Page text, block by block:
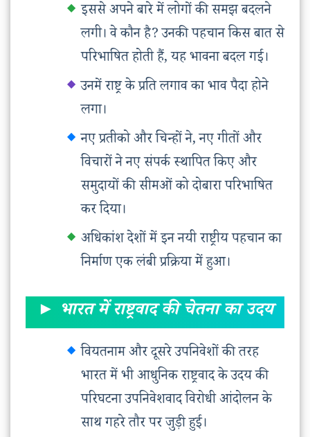
इससे अपने बारे में लोगों की समझ बदलने
लगी। वे कौन है? उनकी पहचान किस बात से
परिभाषित होती हैं, यह भावना बदल गई।
उनमें राष्ट्र के प्रति लगाव का भाव पैदा होने
लगा।
नए प्रतीको और चिन्हों ने, नए गीतों और
विचारों ने नए संपर्क स्थापित किए और
समुदायों की सीमओं को दोबारा परिभाषित
कर दिया।
अधिकांश देशों में इन नयी राष्ट्रीय पहचान का
निर्माण एक लंबी प्रक्रिया में हुआ।
► भारत में राष्ट्रवाद की चेतना का उदय
वियतनाम और दूसरे उपनिवेशों की तरह
भारत में भी आधुनिक राष्ट्रवाद के उदय की
परिघटना उपनिवेशवाद विरोधी आंदोलन के
साथ गहरे तौर पर जुड़ी हुई।